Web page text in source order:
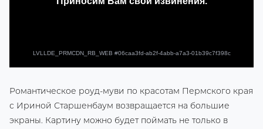
Романтическое роуд-муви по красотам Пермского края
с Ириной Старшенбаум возвращается на большие
экраны. Картину можно будет поймать не только в